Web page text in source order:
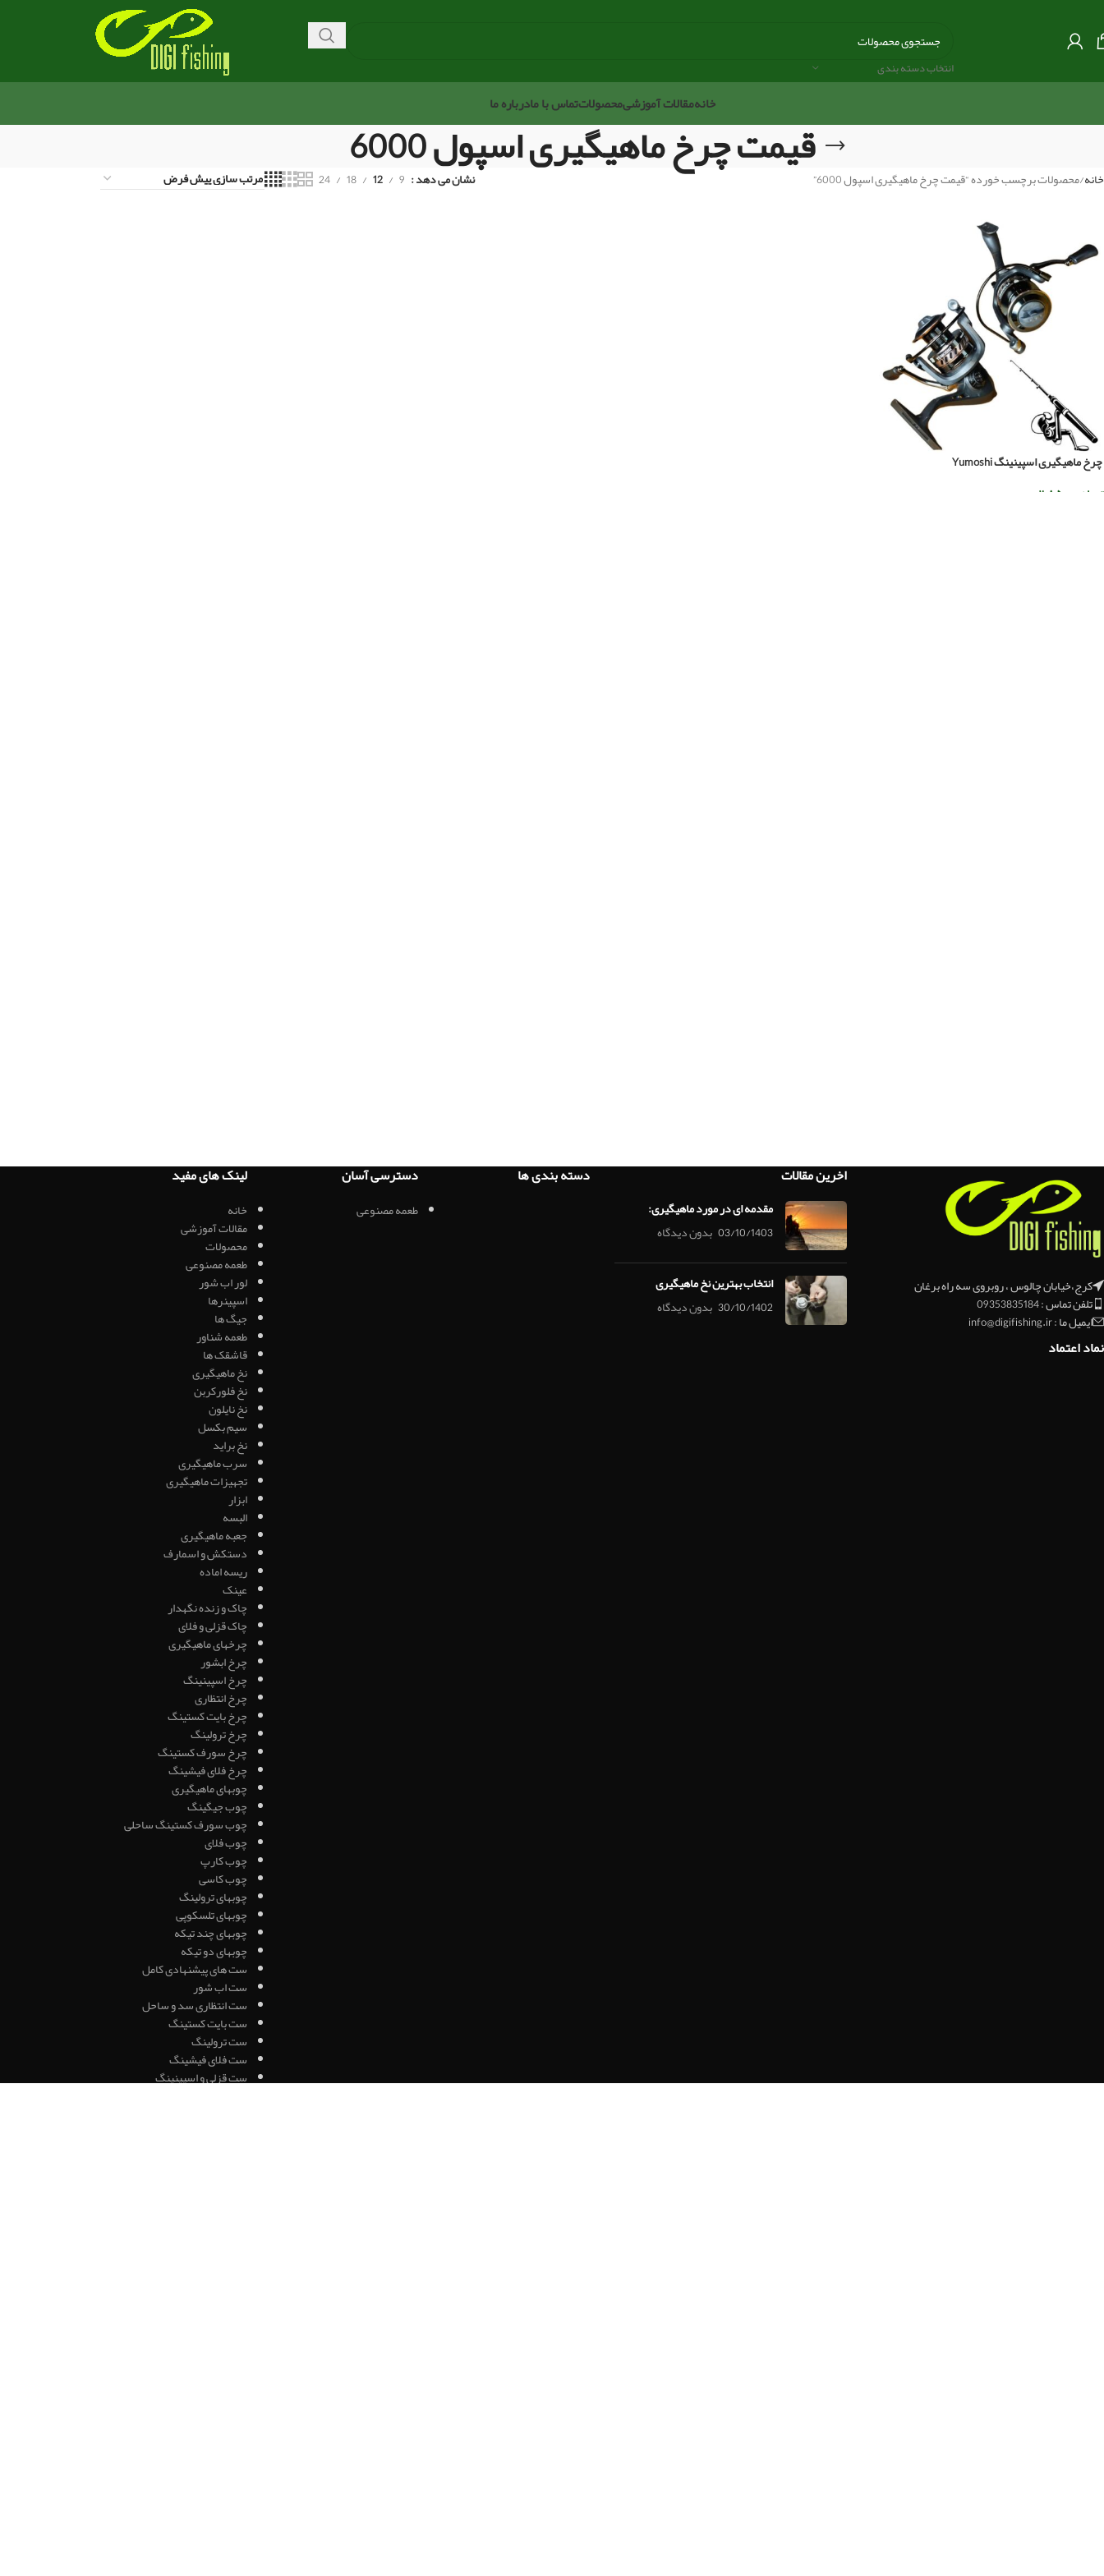
انتخاب دسته بندی
خانهمقالات آموزشیمحصولاتتماس با مادرباره ما
قیمت چرخ ماهیگیری اسپول 6000 خانه محصولات برچسب خورده “قیمت چرخ ماهیگیری اسپول 6000” نشان می دهد 9
12
18
24
چرخ ماهیگیری اسپینینگ Yumoshi
تومان
۲.۸۵۰.۰۰۰
کرج،خیابان چالوس ، روبروی سه راه برغان
تلفن تماس : 09353835184
ایمیل ما : info@digifishing.ir
نماد اعتماد
اخرین مقالات
مقدمه ای در مورد ماهیگیری:
03/10/1403 بدون دیدگاه
انتخاب بهترین نخ ماهیگیری
30/10/1402 بدون دیدگاه
دسته بندی ها دسترسی آسان
طعمه مصنوعی
لینک های مفید
خانه
مقالات آموزشی
محصولات
طعمه مصنوعی
لور اب شور
اسپینرها
جیگ ها
طعمه شناور
قاشقک ها
نخ ماهیگیری
نخ فلورکربن
نخ نایلون
سیم بکسل
نخ براید
سرب ماهیگیری
تجهیزات ماهیگیری
ابزار
البسه
جعبه ماهیگیری
دستکش و اسمارف
ریسه اماده
عینک
چاک و زنده نگهدار
چاک قزلی و فلای
چرخهای ماهیگیری
چرخ ابشور
چرخ اسپینینگ
چرخ انتظاری
چرخ بایت کستینگ
چرخ ترولینگ
چرخ سورف کستینگ
چرخ فلای فیشینگ
چوبهای ماهیگیری
چوب جیگینگ
چوب سورف کستینگ ساحلی
چوب فلای
چوب کارپ
چوب کاسی
چوبهای ترولینگ
چوبهای تلسکوپی
چوبهای چند تیکه
چوبهای دو تیکه
ست های پیشنهادی کامل
ست اب شور
ست انتظاری سد و ساحل
ست بایت کستینگ
ست ترولینگ
ست فلای فیشینگ
ست قزلی و اسپینینگ